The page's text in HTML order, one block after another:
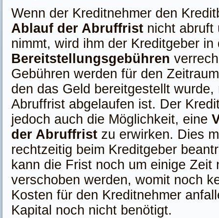
Wenn der Kreditnehmer den
Ablauf der Abruffrist nicht abruft
nimmt, wird ihm der Kreditgeber in
Bereitstellungsgebühren
Gebühren werden für den
den das Geld bereitgestellt wurde,
Abruffrist abgelaufen ist. Der
jedoch auch die Möglichkeit, eine
der Abruffrist zu erwirken. Dies
rechtzeitig beim Kreditgeber
kann die Frist noch um einige Zeit
verschoben werden, womit noch
Kosten für den Kreditnehmer
Kapital noch nicht benötigt.